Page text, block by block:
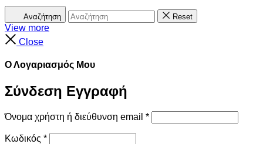
Αναζήτηση Reset
View more
Close
Ο Λογαριασμός Μου
Σύνδεση Εγγραφή
Όνομα χρήστη ή διεύθυνση email *
Κωδικός *